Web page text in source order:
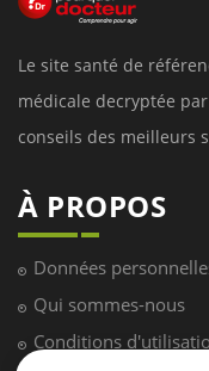
Le site santé de
médicale decryptée
conseils des meilleurs
À PROPOS
Données
Qui sommes-nous
Conditions